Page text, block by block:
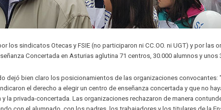
los sindicatos Otecas y FSIE (no participaron ni CC.OO. ni UGT) y por las
Concertada en Asturias aglutina 71 centros, 30.000 alumnos y unos
dejó bien claro los posicionamientos de las organizaciones convocantes:
el derecho a elegir un centro de enseñanza concertada y que no
la privada-concertada. Las organizaciones rechazaron de manera